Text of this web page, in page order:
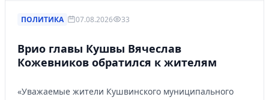
ПОЛИТИКА 07.08.2026 33
Врио главы Кушвы Вячеслав
Кожевников обратился к жителям
«Уважаемые жители Кушвинского муниципального